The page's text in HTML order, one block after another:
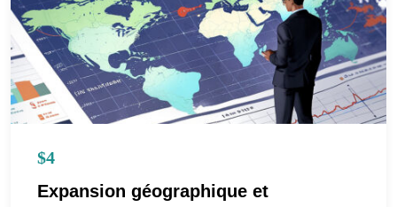
$4
Expansion géographique et